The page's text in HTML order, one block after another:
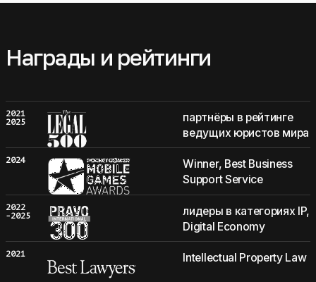
Награды и рейтинги
2021
2025
партнёры в рейтинге
ведущих юристов мира
2024
Winner, Best Business
Support Service
2022
-2025
лидеры в категориях IP,
Digital Economy
2021 Intellectual Property Law